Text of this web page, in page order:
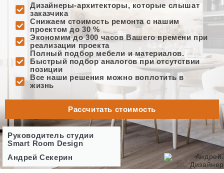
Дизайнеры-архитекторы, которые слышат
заказчика
Снижаем стоимость ремонта с нашим
проектом до 30 %
Экономим до 300 часов Вашего времени при
реализации проекта
Полный подбор мебели и материалов.
Быстрый подбор аналогов при отсутствии
позиции
Все наши решения можно воплотить в
жизнь
Рассчитать стоимость
Руководитель студии
Smart Room Design
Андрей Секерин